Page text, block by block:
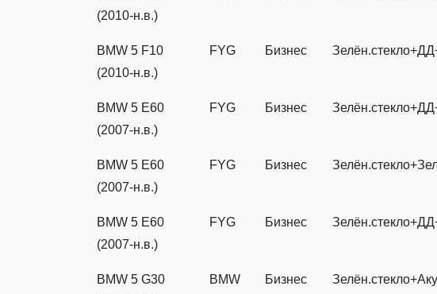
(2010-н.в.)
BMW 5 F10
(2010-н.в.)
FYG Бизнес
BMW 5 E60
(2007-н.в.)
FYG Бизнес
BMW 5 E60
(2007-н.в.)
FYG Бизнес
BMW 5 E60
(2007-н.в.)
FYG Бизнес
BMW 5 G30
BMW Бизнес